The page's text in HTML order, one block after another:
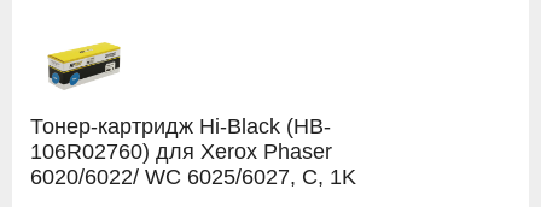
Тонер-картридж Hi-Black (HB-
106R02760) для Xerox Phaser
6020/6022/ WC 6025/6027, C, 1K